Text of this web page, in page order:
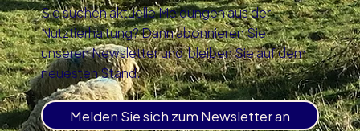
Sie suchen aktuelle Meldungen aus der
Nutztierhaltung? Dann abonnieren Sie
unseren Newsletter und bleiben Sie auf dem
neuesten Stand.
Melden Sie sich zum Newsletter an